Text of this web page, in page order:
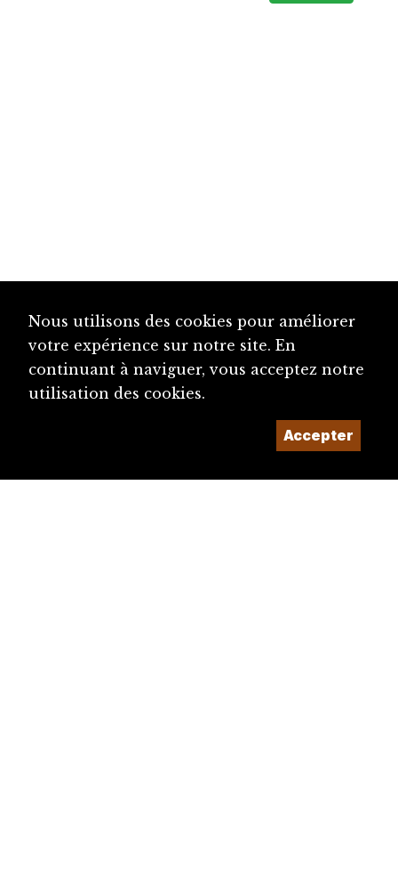
Nous utilisons des cookies pour améliorer
votre expérience sur notre site. En
continuant à naviguer, vous acceptez notre
utilisation des cookies.
Accepter